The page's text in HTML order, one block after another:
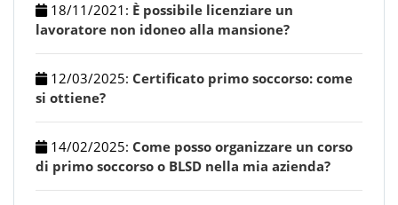
18/11/2021 : È possibile licenziare un
lavoratore non idoneo alla mansione?
12/03/2025: Certificato primo soccorso: come
si ottiene?
14/02/2025: Come posso organizzare un corso
di primo soccorso o BLSD nella mia azienda?